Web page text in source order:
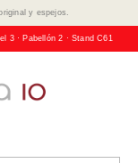
y espejos.
3 · Pabellón 2 · Stand C61